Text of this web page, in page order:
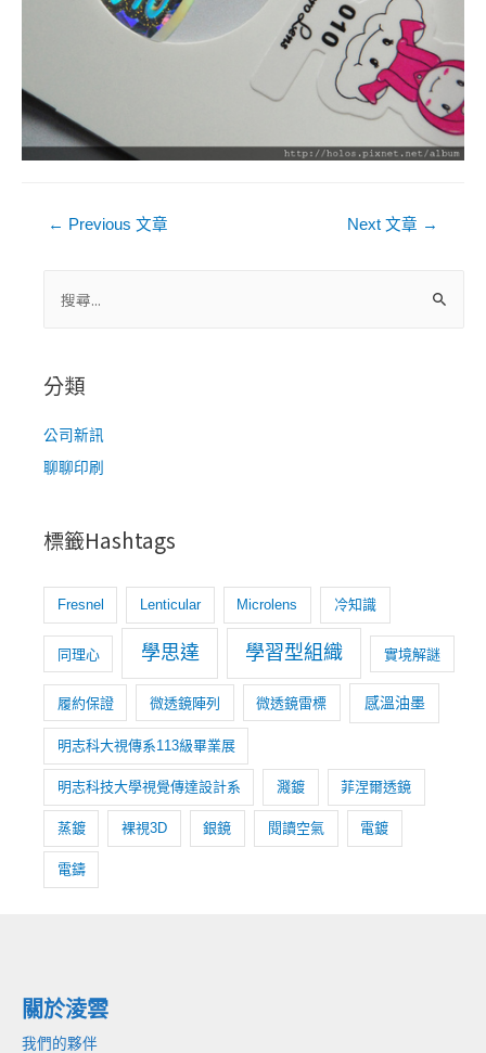
← Previous 文章 Next 文章 →
字
:
分類
公司新訊
聊聊印刷
標籤Hashtags
Fresnel Lenticular Microlens 冷知識
同理心 學思達 學習型組織 實境解謎
履約保證 微透鏡陣列 微透鏡雷標 感溫油墨
明志科大視傳系113級畢業展
明志科技大學視覺傳達設計系 濺鍍 菲涅爾透鏡
蒸鍍 裸視3D 銀鏡 閱讀空氣 電鍍
電鑄
關於淩雲
我們的夥伴